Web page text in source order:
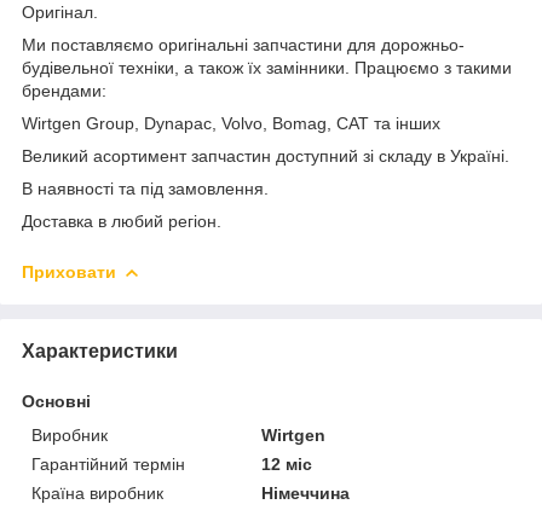
Оригінал.
Ми поставляємо оригінальні запчастини для дорожньо-
будівельної техніки, а також їх замінники. Працюємо з такими
брендами:
Wirtgen Group, Dynapac, Volvo, Bomag, CAT та інших
Великий асортимент запчастин доступний зі складу в Україні.
В наявності та під замовлення.
Доставка в любий регіон.
Приховати
Характеристики
Основні
Виробник
Wirtgen
Гарантійний термін
12 міс
Країна виробник
Німеччина